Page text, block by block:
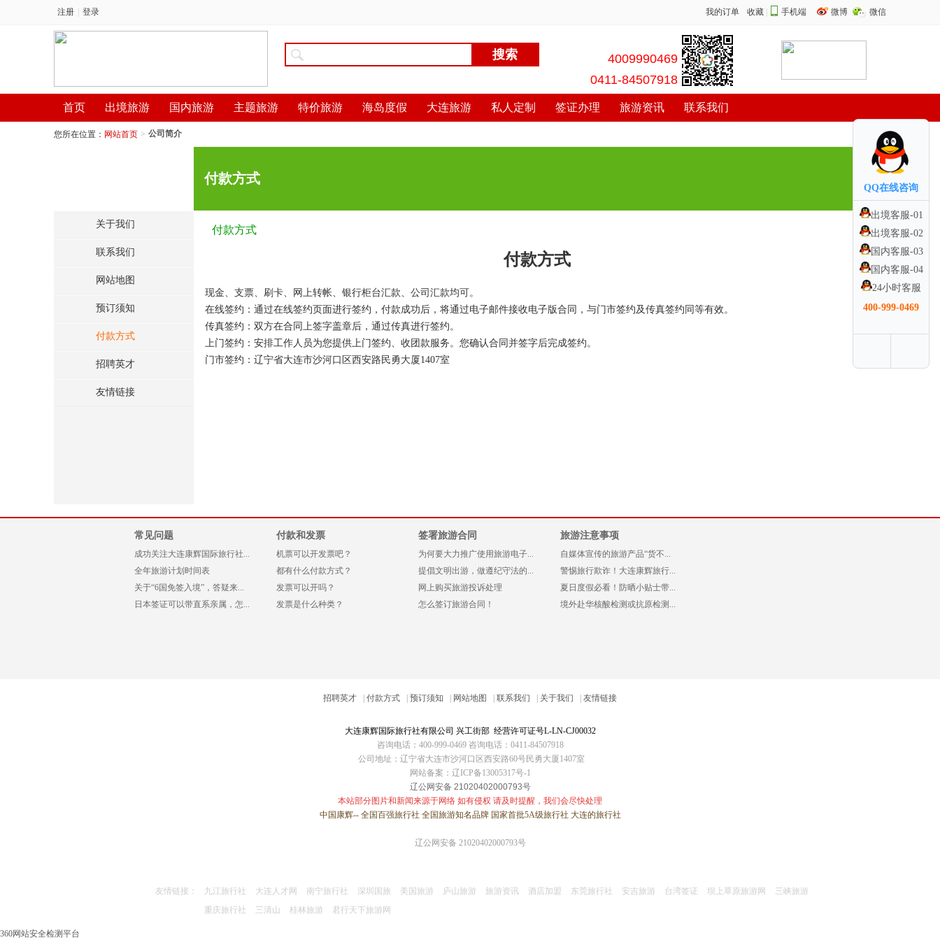
注册 登录 我的订单 收藏 手机端 微博 微信
4009990469
0411-84507918
首页 出境旅游 国内旅游 主题旅游 特价旅游 海岛度假 大连旅游 私人定制 签证办理 旅游资讯 联系我们
您所在位置： 网站首页 > 公司简介
关于我们
联系我们
网站地图
预订须知
付款方式
招聘英才
友情链接
付款方式
付款方式
付款方式
现金、支票、刷卡、网上转帐、银行柜台汇款、公司汇款均可。
在线签约：通过在线签约页面进行签约，付款成功后，将通过电子邮件接收电子版合同，与门市签约及传真签约同等有效。
传真签约：双方在合同上签字盖章后，通过传真进行签约。
上门签约：安排工作人员为您提供上门签约、收团款服务。您确认合同并签字后完成签约。
门市签约：辽宁省大连市沙河口区西安路民勇大厦1407室
常见问题
成功关注大连康辉国际旅行社...
全年旅游计划时间表
关于“6国免签入境”，答疑来...
日本签证可以带直系亲属，怎...
付款和发票
机票可以开发票吧？
都有什么付款方式？
发票可以开吗？
发票是什么种类？
签署旅游合同
为何要大力推广使用旅游电子...
提倡文明出游，做遵纪守法的...
网上购买旅游投诉处理
怎么签订旅游合同！
旅游注意事项
自媒体宣传的旅游产品“货不...
警惕旅行欺诈！大连康辉旅行...
夏日度假必看！防晒小贴士带...
境外赴华核酸检测或抗原检测...
招聘英才 付款方式 预订须知 网站地图 联系我们 关于我们 友情链接
大连康辉国际旅行社有限公司 兴工街部 经营许可证号L-LN-CJ00032
咨询电话：400-999-0469 咨询电话：0411-84507918
公司地址：辽宁省大连市沙河口区西安路60号民勇大厦1407室
网站备案： 辽ICP备13005317号-1
辽公网安备 21020402000793号
本站部分图片和新闻来源于网络 如有侵权 请及时提醒，我们会尽快处理
中国康辉-- 全国百强旅行社 全国旅游知名品牌 国家首批5A级旅行社 大连的旅行社
辽公网安备 21020402000793号
友情链接： 九江旅行社 大连人才网 南宁旅行社 深圳国旅 美国旅游 庐山旅游 旅游资讯 酒店加盟 东莞旅行社 安吉旅游 台湾签证 坝上草原旅游网
三峡旅游
重庆旅行社
三清山 桂林旅游 君行天下旅游网
QQ在线咨询
出境客服-01
出境客服-02
国内客服-03
国内客服-04
24小时客服
400-999-0469
360网站安全检测平台